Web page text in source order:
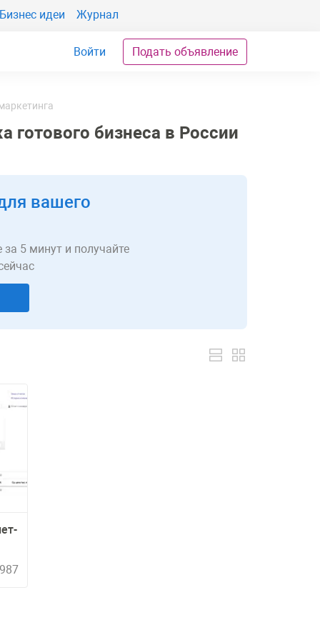
Бизнес идеи Журнал
Войти Подать объявление
готового бизнеса в России
вашего
5 минут и получайте
987